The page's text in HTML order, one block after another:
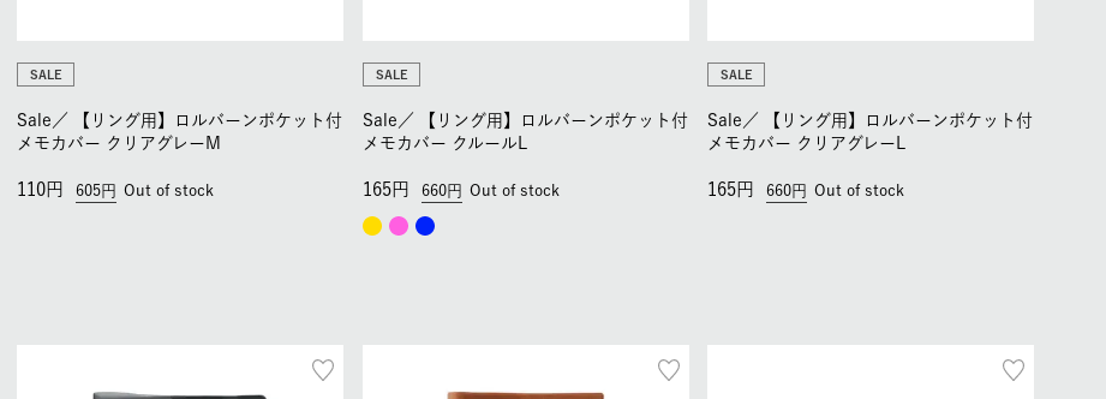
SALE
Sale／
【リング用】ロルバーンポケット付
メモカバー クリアグレーM
605
110 Out of stock
SALE
Sale／
【リング用】ロルバーンポケット付
メモカバー クルールL
660
165 Out of stock
SALE
Sale／
【リング用】ロルバーンポケット付
メモカバー クリアグレーL
660
165 Out of stock